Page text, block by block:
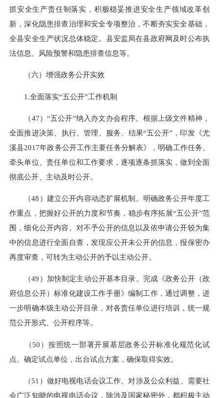
抓安全生产责任制落实，积极稳妥推进安全生产领域改革创
新，深化隐患排查治理和安全专项整治，不断夯实安全基础，
全县安全生产状况总体稳定。县安监局在县政府网及时公布执
法信息、风险预警和隐患排查信息等。
（六）增强政务公开实效
1.全面落实“五公开”工作机制
（47）“五公开”纳入办文办会程序。根据上级文件精神，
全面推进决策、执行、管理、服务、结果“五公开”，印发《尤
溪县2017年政务公开工作主要任务分解表》，明确工作任务、
牵头单位、责任单位和工作要求，逐项逐条抓落实，做到全面
彻底公开、主动及时公开。
（48）建立公开内容动态扩展机制。明确政务公开年度工
作重点，把握好公开的力度和节奏，稳步有序拓展“五公开”范
围，细化公开内容。对不予公开的信息以及依申请公开较为集
中的信息进行全面自查，发现应公开未公开的信息，报保密办
再度审查，可转为主动公开的予以主动公开。
（49）加快制定主动公开基本目录。完成《政务公开（政
府信息公开）标准化建设工作手册》编制工作，通过调整，进
一步明确本级主动公开目录，对各责任单位进行培训，统一规
范公开形式、公开程序等。
（50）按照统一部署开展基层政务公开标准化规范化试
点。确定试点单位，出台试点方案，确保取得实效。
（51）做好电视电话会议工作。对涉及公众利益、需要社
会广泛知晓的电视电话会议，除涉及国家秘密外，都积极主动